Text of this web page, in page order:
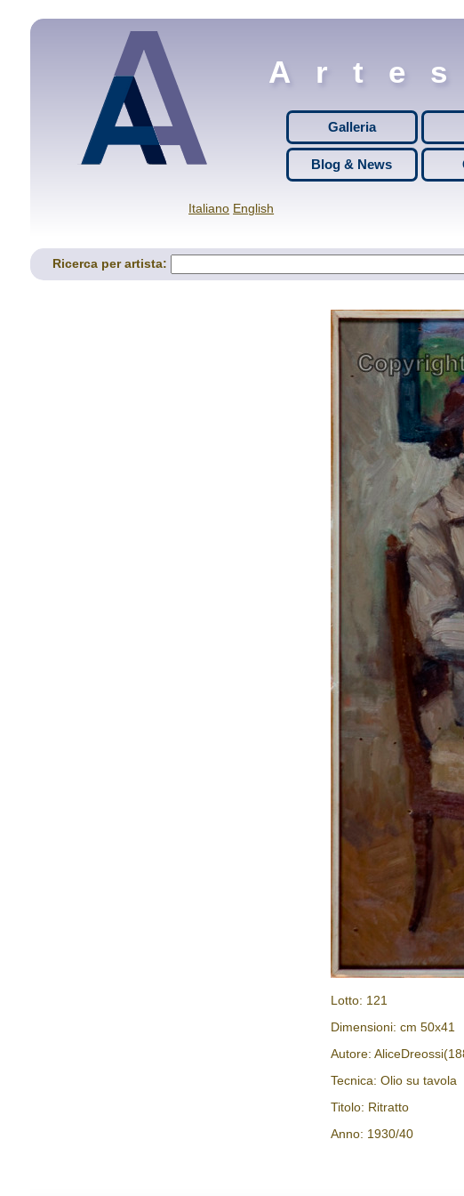
Galleria
Blog & News
Italiano English
Ricerca per artista:
Lotto: 121
Dimensioni: cm 50x41
Autore:
Tecnica: Olio su tavola
Titolo: Ritratto
Anno: 1930/40